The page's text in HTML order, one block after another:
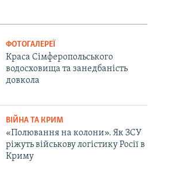
ФОТОГАЛЕРЕЇ
Краса Сімферопольського
водосховища та занедбаність
довкола
ВІЙНА ТА КРИМ
«Полювання на колони». Як ЗСУ
ріжуть військову логістику Росії в
Криму